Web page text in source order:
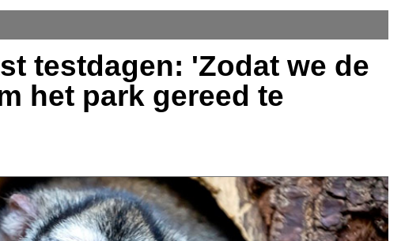
testdagen: 'Zodat we de
het park gereed te